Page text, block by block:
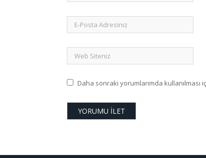
Daha sonraki yorumlarımda kullanılması